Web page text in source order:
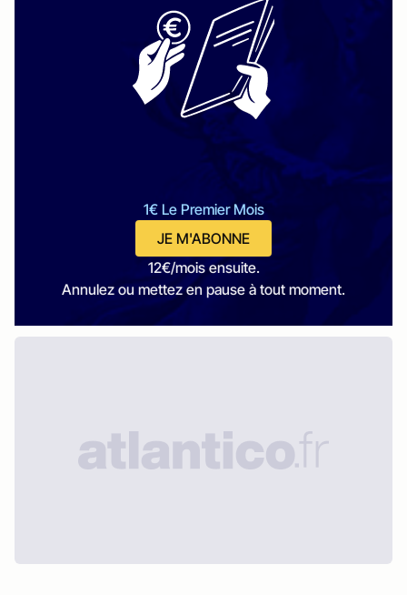
1€ Le Premier Mois
JE M'ABONNE
12€/mois ensuite.
Annulez ou mettez en pause à tout moment.